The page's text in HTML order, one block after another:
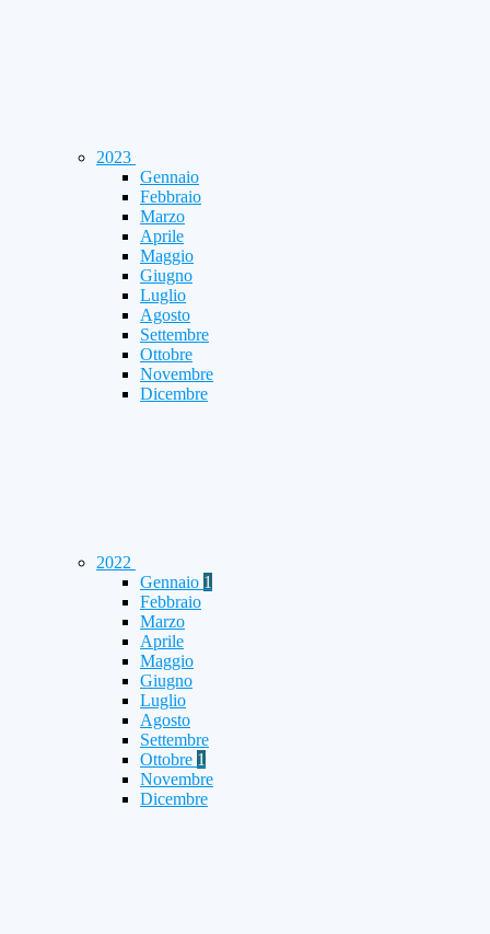
2023
Gennaio
Febbraio
Marzo
Aprile
Maggio
Giugno
Luglio
Agosto
Settembre
Ottobre
Novembre
Dicembre
2022
Gennaio 1
Febbraio
Marzo
Aprile
Maggio
Giugno
Luglio
Agosto
Settembre
Ottobre 1
Novembre
Dicembre